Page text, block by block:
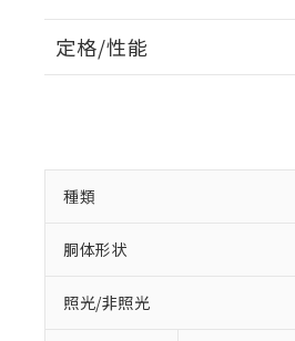
定格/性能
種類
胴体形状
照光/非照光